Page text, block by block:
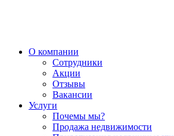
О компании
Сотрудники
Акции
Отзывы
Вакансии
Услуги
Почемы мы?
Продажа недвижимости